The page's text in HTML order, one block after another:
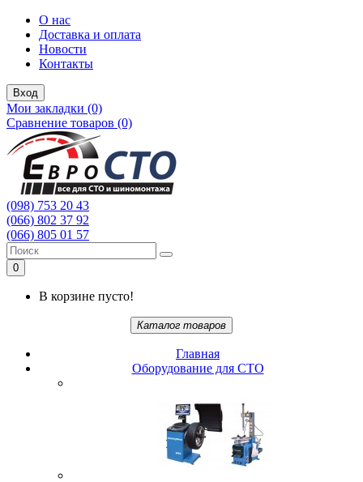
О нас
Доставка и оплата
Новости
Контакты
Вход
Мои закладки (0)
Сравнение товаров (0)
(098) 753 20 43
(066) 802 37 92
(066) 805 01 57
0
В корзине пусто!
Каталог товаров
Главная
Oбopудoвaниe для CTO